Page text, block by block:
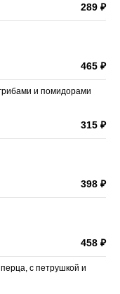
289 ₽
465 ₽
и помидорами
315 ₽
398 ₽
458 ₽
с петрушкой и